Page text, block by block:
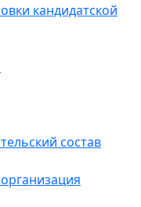
кандидатской
состав